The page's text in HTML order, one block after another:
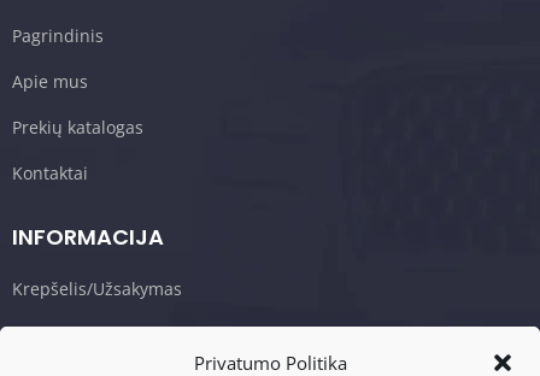
Privatumo Politika
Pagrindinis
Apie mus
Prekių katalogas
Kontaktai
INFORMACIJA
Krepšelis/Užsakymas
Sąlygos ir taisyklės